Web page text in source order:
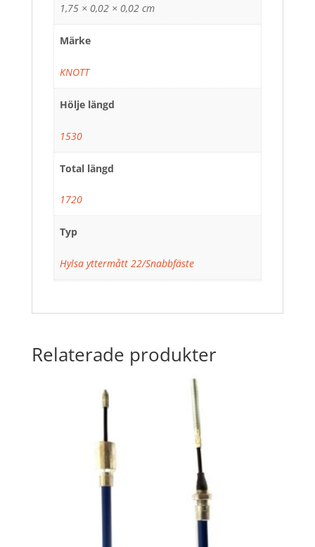
1,75 × 0,02 × 0,02 cm
Märke
KNOTT
Hölje längd
1530
Total längd
1720
Typ
Hylsa yttermått 22/Snabbfäste
Relaterade produkter